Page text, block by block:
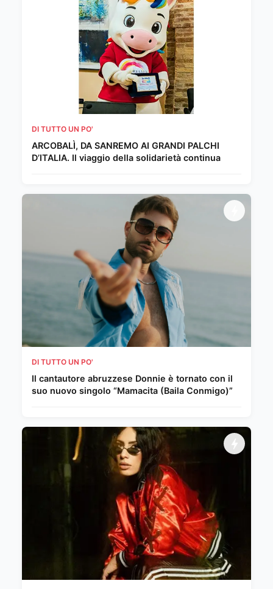
DI TUTTO UN PO'
ARCOBALÌ, DA SANREMO AI GRANDI PALCHI
D’ITALIA. Il viaggio della solidarietà continua
DI TUTTO UN PO'
Il cantautore abruzzese Donnie è tornato con il
suo nuovo singolo “Mamacita (Baila Conmigo)”